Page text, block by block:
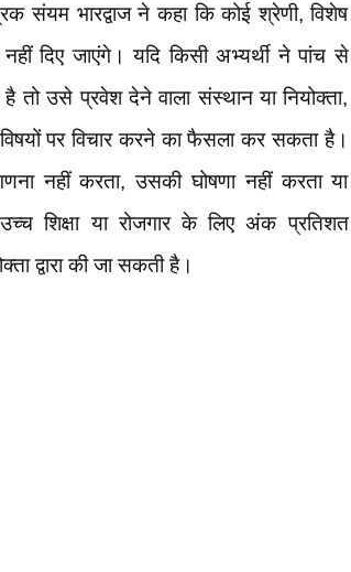
संयम भारद्वाज ने कहा कि कोई श्रेणी, विशेष
नहीं दिए जाएंगे। यदि किसी अभ्यर्थी ने पांच से
है तो उसे प्रवेश देने वाला संस्थान या नियोक्ता,
पर विचार करने का फैसला कर सकता है।
नहीं करता, उसकी घोषणा नहीं करता या
शिक्षा या रोजगार के लिए अंक प्रतिशत
द्वारा की जा सकती है।